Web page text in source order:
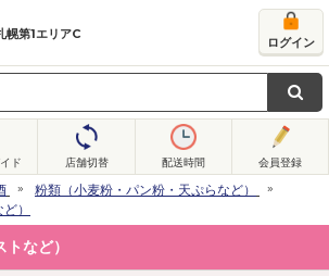
幌第1エリアC
ログイン
ド 店舗切替 配送時間 会員登録
粉類（小麦粉・パン粉・天ぷらなど）
）
など）